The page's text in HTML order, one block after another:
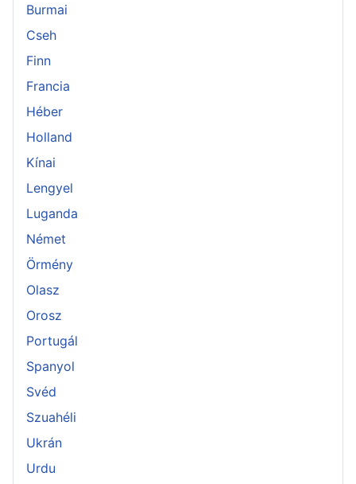
Burmai
Cseh
Finn
Francia
Héber
Holland
Kínai
Lengyel
Luganda
Német
Örmény
Olasz
Orosz
Portugál
Spanyol
Svéd
Szuahéli
Ukrán
Urdu